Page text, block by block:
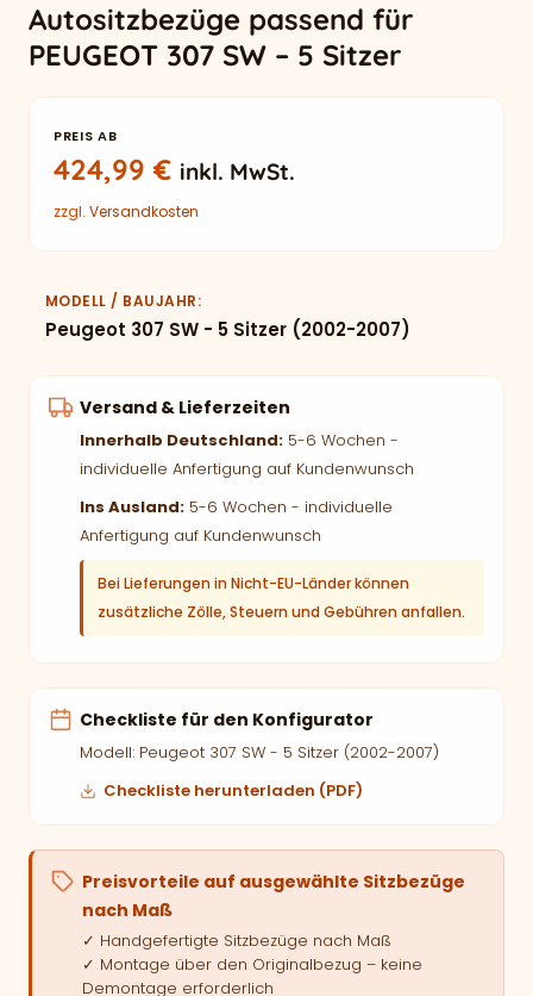
Autositzbezüge passend für
PEUGEOT 307 SW – 5 Sitzer
PREIS AB
424,99€ inkl. MwSt.
zzgl. Versandkosten
MODELL / BAUJAHR
Peugeot 307 SW - 5 Sitzer (2002-2007)
Versand & Lieferzeiten
Innerhalb Deutschland: 5-6 Wochen -
individuelle Anfertigung auf Kundenwunsch
Ins Ausland: 5-6 Wochen - individuelle
Anfertigung auf Kundenwunsch
Bei Lieferungen in Nicht-EU-Länder können
zusätzliche Zölle, Steuern und Gebühren anfallen.
Checkliste für den Konfigurator
Modell: Peugeot 307 SW - 5 Sitzer (2002-2007)
Checkliste herunterladen (PDF)
Preisvorteile auf ausgewählte Sitzbezüge
nach Maß
✓ Handgefertigte Sitzbezüge nach Maß
✓ Montage über den Originalbezug – keine
Demontage erforderlich